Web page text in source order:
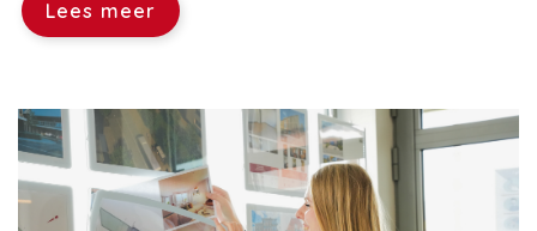
Lees meer